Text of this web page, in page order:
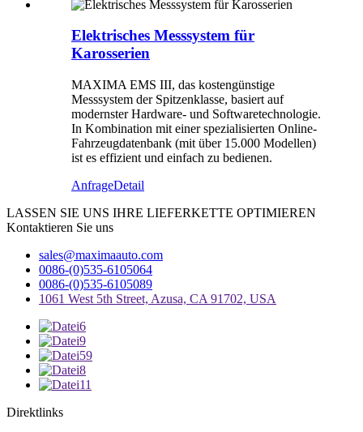
Elektrisches Messsystem für
Karosserien
MAXIMA EMS III, das kostengünstige
Messsystem der Spitzenklasse, basiert auf
modernster Hardware- und Softwaretechnologie.
In Kombination mit einer spezialisierten Online-
Fahrzeugdatenbank (mit über 15.000 Modellen)
ist es effizient und einfach zu bedienen.
AnfrageDetail
LASSEN SIE UNS IHRE LIEFERKETTE OPTIMIEREN
Kontaktieren Sie uns
sales@maximaauto.com
0086-(0)535-6105064
0086-(0)535-6105089
1061 West 5th Street, Azusa, CA 91702, USA
Direktlinks